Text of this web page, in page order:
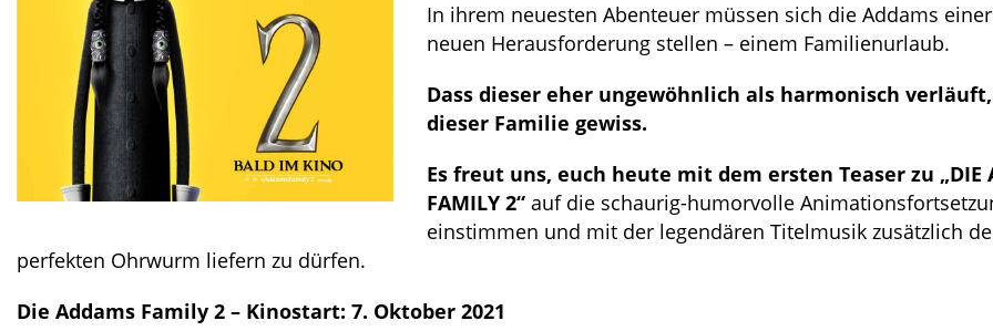
In ihrem neuesten Abenteuer müssen sich die Addams
neuen Herausforderung stellen – einem Familienurlaub.
Dass dieser eher ungewöhnlich als harmonisch
dieser Familie gewiss.
Es freut uns, euch heute mit dem ersten Teaser zu „DIE
FAMILY 2“ auf die schaurig-humorvolle
einstimmen und mit der legendären Titelmusik zusätzlich
perfekten Ohrwurm liefern zu dürfen.
Die Addams Family 2 – Kinostart: 7. Oktober 2021